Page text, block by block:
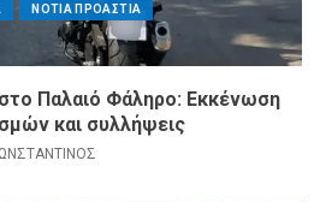
ΝΟΤΙΑ ΠΡΟΑΣΤΙΑ
Παλαιό Φάληρο: Εκκένωση
και συλλήψεις